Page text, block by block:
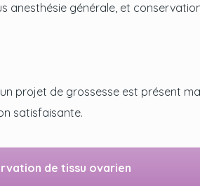
anesthésie générale, et
projet de grossesse est présent
satisfaisante.
de tissu ovarien